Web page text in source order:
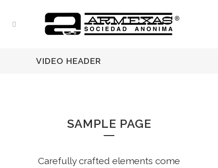
VIDEO HEADER
SAMPLE PAGE
Carefully crafted elements come